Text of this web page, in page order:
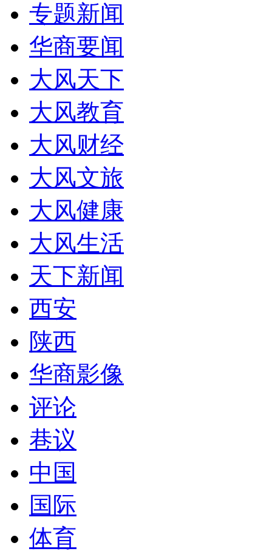
专题新闻
华商要闻
大风天下
大风教育
大风财经
大风文旅
大风健康
大风生活
天下新闻
西安
陕西
华商影像
评论
巷议
中国
国际
体育